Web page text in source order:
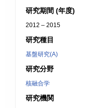
研究期間 (年度)
2012 – 2015
研究種目
基盤研究(A)
研究分野
核融合学
研究機関